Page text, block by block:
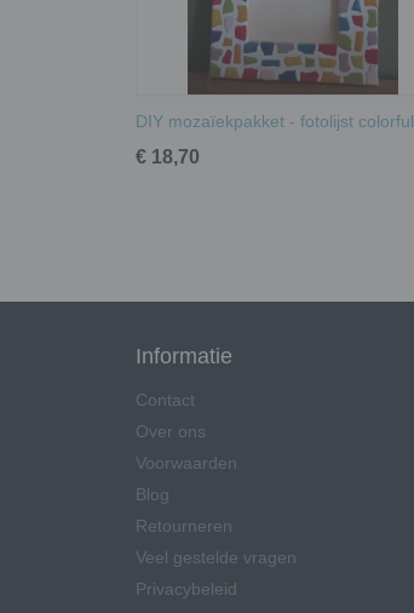
DIY mozaïekpakket - fotolijst colorful
€ 18,70
Informatie
Contact
Over ons
Voorwaarden
Blog
Retourneren
Veel gestelde vragen
Privacybeleid